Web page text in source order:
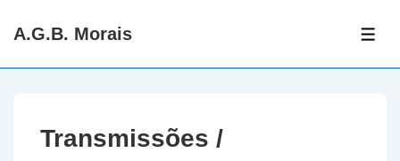
SkipA.G.B. Morais
Transmissões /